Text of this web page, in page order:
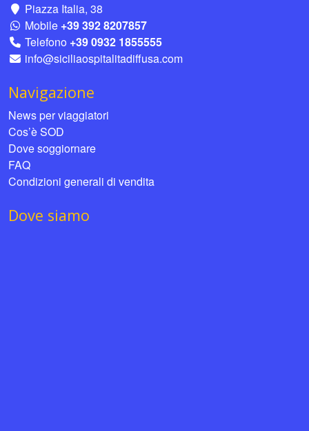
Piazza Italia, 38
Mobile +39 392 8207857
Telefono +39 0932 1855555
info@siciliaospitalitadiffusa.com
Navigazione
News per viaggiatori
Cos’è SOD
Dove soggiornare
FAQ
Condizioni generali di vendita
Dove siamo